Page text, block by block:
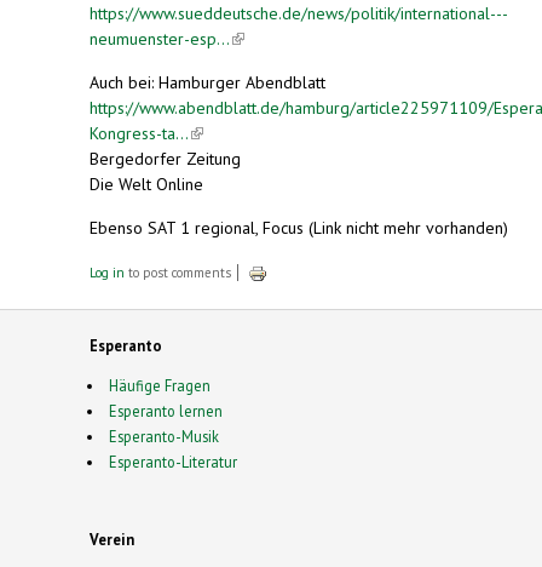
https://www.sueddeutsche.de/news/politik/international---
neumuenster-esp...(link is external)
Auch bei: Hamburger Abendblatt
https://www.abendblatt.de/hamburg/article225971109/
Kongress-ta...(link is external)
Bergedorfer Zeitung
Die Welt Online
Ebenso SAT 1 regional, Focus (Link nicht mehr vorhanden)
Log in to post comments
Esperanto
Häufige Fragen
Esperanto lernen
Esperanto-Musik
Esperanto-Literatur
Verein